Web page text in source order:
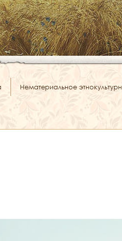
Нематериальное